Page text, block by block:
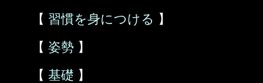
【 習慣を身につける 】
【 姿勢 】
【 基礎 】